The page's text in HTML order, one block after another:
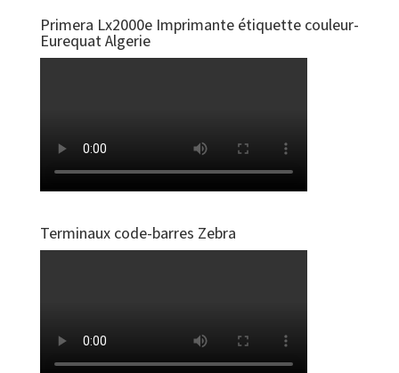
Primera Lx2000e Imprimante étiquette couleur-
Eurequat Algerie
Terminaux code-barres Zebra